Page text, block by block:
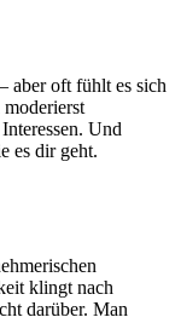
aber oft fühlt es sich
moderierst
Und
es dir geht.
klingt nach
darüber. Man